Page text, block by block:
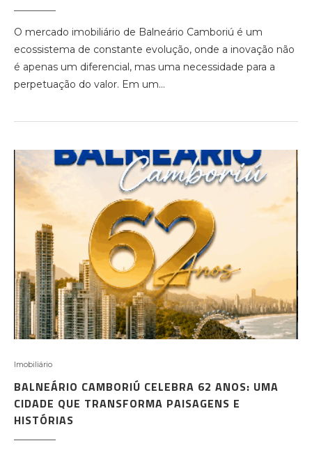
O mercado imobiliário de Balneário Camboriú é um
ecossistema de constante evolução, onde a inovação não
é apenas um diferencial, mas uma necessidade para a
perpetuação do valor. Em um…
Imobiliário
BALNEÁRIO CAMBORIÚ CELEBRA 62 ANOS: UMA
CIDADE QUE TRANSFORMA PAISAGENS E
HISTÓRIAS